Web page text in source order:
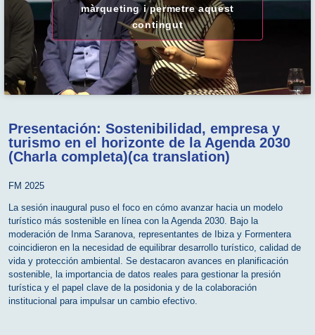
màrqueting i permetre aquest
contingut
Presentación: Sostenibilidad, empresa y
turismo en el horizonte de la Agenda 2030
(Charla completa)(ca translation)
FM 2025
La sesión inaugural puso el foco en cómo avanzar hacia un modelo
turístico más sostenible en línea con la Agenda 2030. Bajo la
moderación de Inma Saranova, representantes de Ibiza y Formentera
coincidieron en la necesidad de equilibrar desarrollo turístico, calidad de
vida y protección ambiental. Se destacaron avances en planificación
sostenible, la importancia de datos reales para gestionar la presión
turística y el papel clave de la posidonia y de la colaboración
institucional para impulsar un cambio efectivo.